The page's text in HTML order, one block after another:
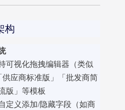
构
可视化拖拽编辑器（类似
供应商标准版」「批发商简
版」等模板
定义添加/隐藏字段（如商